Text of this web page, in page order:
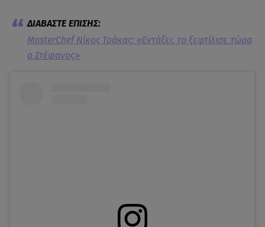
MasterChef Νίκος Τράκας: «Εντάξει, το ξεφτίλισε τώρα
ο Στέφανος»